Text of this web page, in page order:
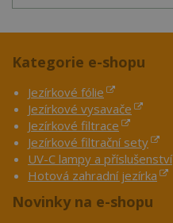
Kategorie e-shopu
Jezírkové fólie
Jezírkové vysavače
Jezírkové filtrace
Jezírkové filtrační sety
UV-C lampy a příslušenství
Hotová zahradní jezírka
Novinky na e-shopu